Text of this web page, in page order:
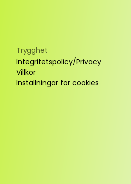
Trygghet
Integritetspolicy/Privacy
Villkor
Inställningar för cookies